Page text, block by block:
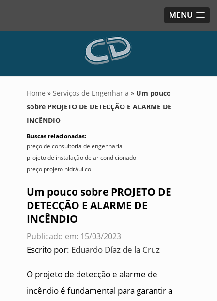
MENU
Home » Serviços de Engenharia » Um pouco
sobre PROJETO DE DETECÇÃO E ALARME DE
INCÊNDIO
Buscas relacionadas:
preço de consultoria de engenharia
projeto de instalação de ar condicionado
preço projeto hidráulico
Um pouco sobre PROJETO DE
DETECÇÃO E ALARME DE
INCÊNDIO
Publicado em: 15/03/2023
Escrito por: Eduardo Díaz de la Cruz
O projeto de detecção e alarme de
incêndio é fundamental para garantir a